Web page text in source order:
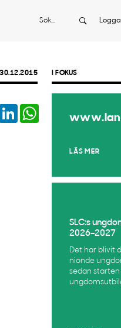
Sök
30.12.2015
LinkedIn
I FOKUS
LÄS MER
SLC:s
2026–2027
Det har blivit
nionde
sedan starten